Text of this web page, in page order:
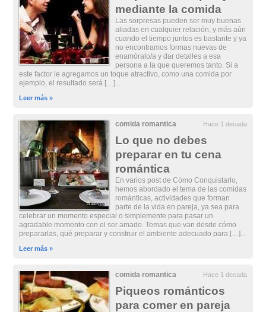
mediante la comida
Las sorpresas pueden ser muy buenas
aliadas en cualquier relación, y más aún
cuando el tiempo juntos es bastante y ya
no encontramos formas nuevas de
enamóralo/a y dar detalles a esa
persona a la que queremos tanto. Si a
este factor le agregamos un toque atractivo, como una comida por
ejemplo, el resultado será […]...
Leer más »
comida romantica Hace 1 decada
Lo que no debes
preparar en tu cena
romántica
En varios post de Cómo Conquistarlo,
hemos abordado el tema de las comidas
románticas, actividades que forman
parte de la vida en pareja, ya sea para
celebrar un momento especial o simplemente para pasar un
agradable momento con el ser amado. Temas que van desde cómo
prepararlas, qué preparar y construir el ambiente adecuado para […]...
Leer más »
comida romantica Hace 1 decada
Piqueos románticos
para comer en pareja